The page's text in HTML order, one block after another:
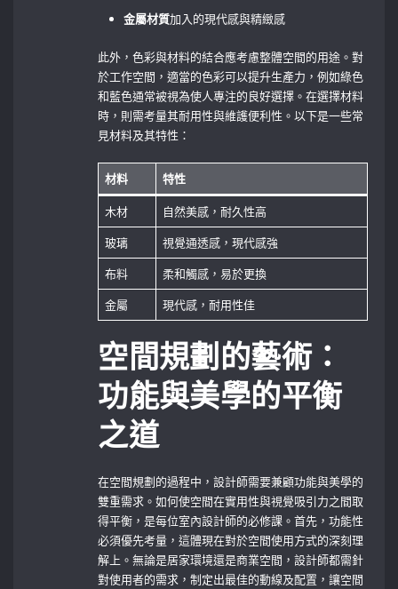
金屬材質加入的現代感與精緻感
此外，色彩與材料的結合應考慮整體空間的用途。對
於工作空間，適當的色彩可以提升生產力，例如綠色
和藍色通常被視為使人專注的良好選擇。在選擇材料
時，則需考量其耐用性與維護便利性。以下是一些常
見材料及其特性：
材料 特性
木材
自然美感，耐久性高
玻璃
視覺通透感，現代感強
布料
柔和觸感，易於更換
金屬
現代感，耐用性佳
空間規劃的藝術：
功能與美學的平衡
之道
在空間規劃的過程中，設計師需要兼顧功能與美學的
雙重需求。如何使空間在實用性與視覺吸引力之間取
得平衡，是每位室內設計師的必修課。首先，功能性
必須優先考量，這體現在對於空間使用方式的深刻理
解上。無論是居家環境還是商業空間，設計師都需針
對使用者的需求，制定出最佳的動線及配置，讓空間